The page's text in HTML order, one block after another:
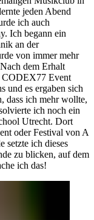
jeden Abend
ich auch
Ich begann ein
an der
von immer mehr
dem Erhalt
CODEX77 Event
und es ergaben sich
dass ich mehr wollte,
ich noch ein
Utrecht. Dort
oder Festival von A
setzte ich dieses
zu blicken, auf dem
ich das!